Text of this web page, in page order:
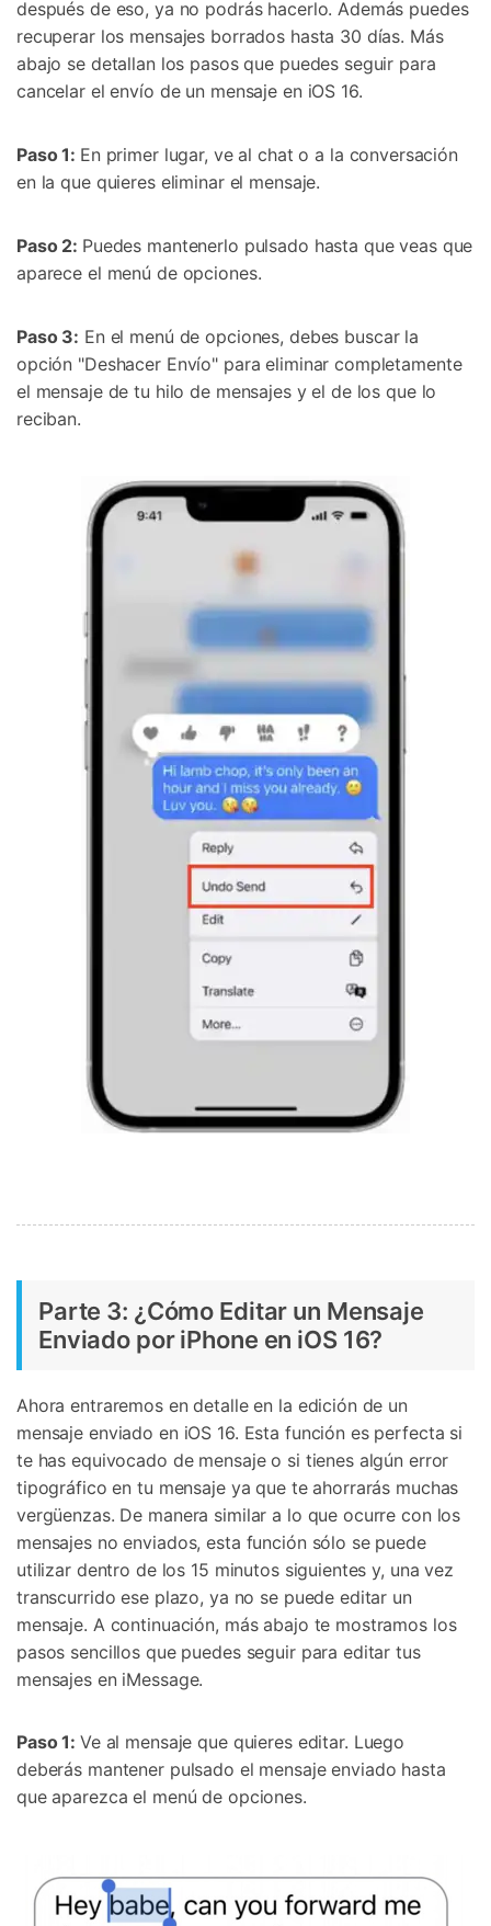
después de eso, ya no podrás hacerlo. Además puedes
recuperar los mensajes borrados hasta 30 días. Más
abajo se detallan los pasos que puedes seguir para
cancelar el envío de un mensaje en iOS 16.
Paso 1: En primer lugar, ve al chat o a la conversación
en la que quieres eliminar el mensaje.
Paso 2: Puedes mantenerlo pulsado hasta que veas que
aparece el menú de opciones.
Paso 3: En el menú de opciones, debes buscar la
opción "Deshacer Envío" para eliminar completamente
el mensaje de tu hilo de mensajes y el de los que lo
reciban.
Parte 3: ¿Cómo Editar un Mensaje
Enviado por iPhone en iOS 16?
Ahora entraremos en detalle en la edición de un
mensaje enviado en iOS 16. Esta función es perfecta si
te has equivocado de mensaje o si tienes algún error
tipográfico en tu mensaje ya que te ahorrarás muchas
vergüenzas. De manera similar a lo que ocurre con los
mensajes no enviados, esta función sólo se puede
utilizar dentro de los 15 minutos siguientes y, una vez
transcurrido ese plazo, ya no se puede editar un
mensaje. A continuación, más abajo te mostramos los
pasos sencillos que puedes seguir para editar tus
mensajes en iMessage.
Paso 1: Ve al mensaje que quieres editar. Luego
deberás mantener pulsado el mensaje enviado hasta
que aparezca el menú de opciones.